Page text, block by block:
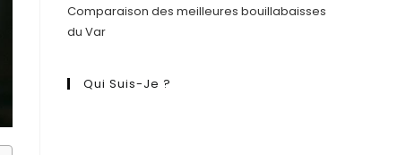
Comparaison des meilleures bouillabaisses
du Var
Qui Suis-Je ?